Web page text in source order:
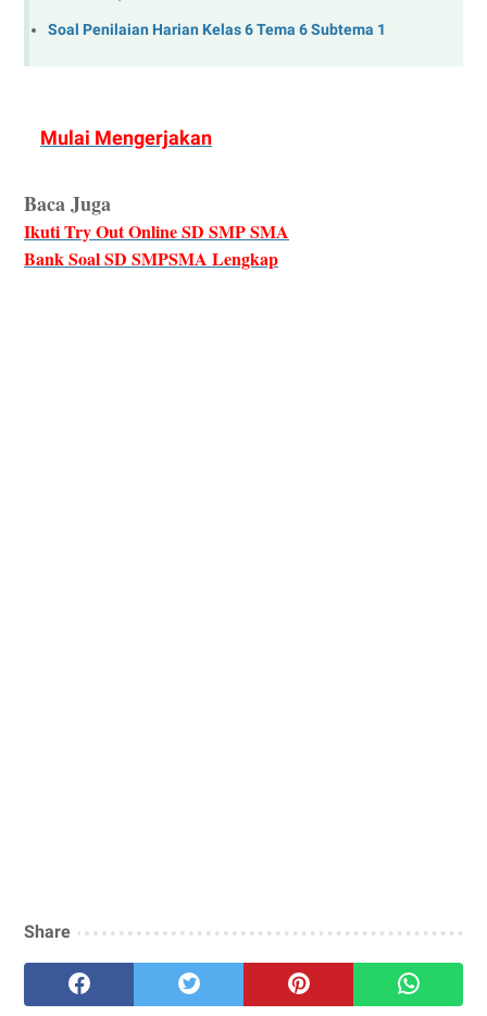
Soal Penilaian Harian Kelas 6 Tema 6 Subtema 1
Mulai Mengerjakan
Baca Juga
Ikuti Try Out Online SD SMP SMA
Bank Soal SD SMPSMA Lengkap
Share